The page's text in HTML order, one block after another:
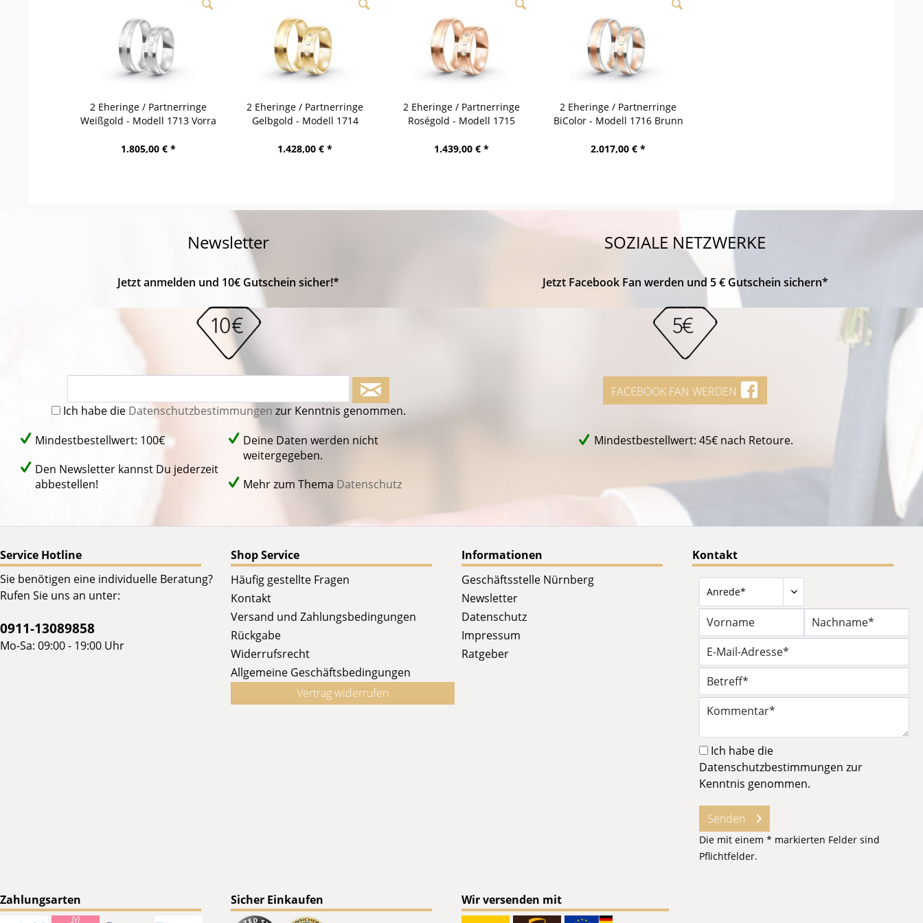
2 Eheringe / Partnerringe
Weißgold - Modell 1713 Vorra
1.805,00 € *
2 Eheringe / Partnerringe
Gelbgold - Modell 1714
1.428,00 € *
2 Eheringe / Partnerringe
Roségold - Modell 1715
1.439,00 € *
2 Eheringe / Partnerringe
BiColor - Modell 1716 Brunn
2.017,00 € *
Newsletter
Jetzt anmelden und 10€ Gutschein sicher!*
Ich habe die Datenschutzbestimmungen zur Kenntnis genommen.
Mindestbestellwert: 100€
Den Newsletter kannst Du jederzeit
abbestellen!
Deine Daten werden nicht
weitergegeben.
Mehr zum Thema Datenschutz
SOZIALE NETZWERKE
Jetzt Facebook Fan werden und 5 € Gutschein sichern*
FACEBOOK FAN WERDEN
Mindestbestellwert: 45€ nach Retoure.
Service Hotline
Sie benötigen eine individuelle Beratung?
Rufen Sie uns an unter:
0911-13089858
Mo-Sa: 09:00 - 19:00 Uhr
Shop Service
Häufig gestellte Fragen
Kontakt
Versand und Zahlungsbedingungen
Rückgabe
Widerrufsrecht
Allgemeine Geschäftsbedingungen
Vertrag widerrufen
Informationen
Geschäftsstelle Nürnberg
Newsletter
Datenschutz
Impressum
Ratgeber
Kontakt
Ich habe die
Datenschutzbestimmungen zur
Kenntnis genommen.
Senden
Die mit einem * markierten Felder sind
Pflichtfelder.
Zahlungsarten Sicher Einkaufen Wir versenden mit